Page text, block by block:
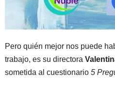
Pero quién mejor nos puede
trabajo, es su directora
sometida al cuestionario 5